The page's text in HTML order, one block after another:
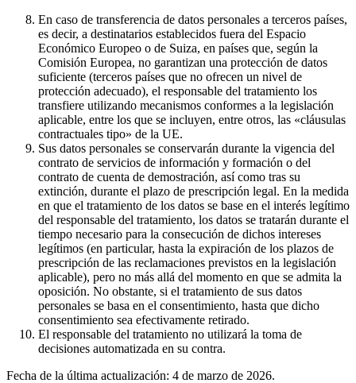
En caso de transferencia de datos personales a terceros países,
es decir, a destinatarios establecidos fuera del Espacio
Económico Europeo o de Suiza, en países que, según la
Comisión Europea, no garantizan una protección de datos
suficiente (terceros países que no ofrecen un nivel de
protección adecuado), el responsable del tratamiento los
transfiere utilizando mecanismos conformes a la legislación
aplicable, entre los que se incluyen, entre otros, las «cláusulas
contractuales tipo» de la UE.
Sus datos personales se conservarán durante la vigencia del
contrato de servicios de información y formación o del
contrato de cuenta de demostración, así como tras su
extinción, durante el plazo de prescripción legal. En la medida
en que el tratamiento de los datos se base en el interés legítimo
del responsable del tratamiento, los datos se tratarán durante el
tiempo necesario para la consecución de dichos intereses
legítimos (en particular, hasta la expiración de los plazos de
prescripción de las reclamaciones previstos en la legislación
aplicable), pero no más allá del momento en que se admita la
oposición. No obstante, si el tratamiento de sus datos
personales se basa en el consentimiento, hasta que dicho
consentimiento sea efectivamente retirado.
El responsable del tratamiento no utilizará la toma de
decisiones automatizada en su contra.
Fecha de la última actualización: 4 de marzo de 2026.